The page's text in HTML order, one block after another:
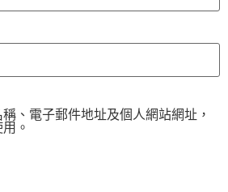
、電子郵件地址及個人網站網址，
。